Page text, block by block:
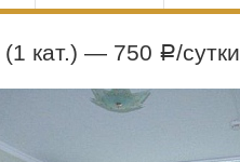
кат.) — 750 Р/сутки